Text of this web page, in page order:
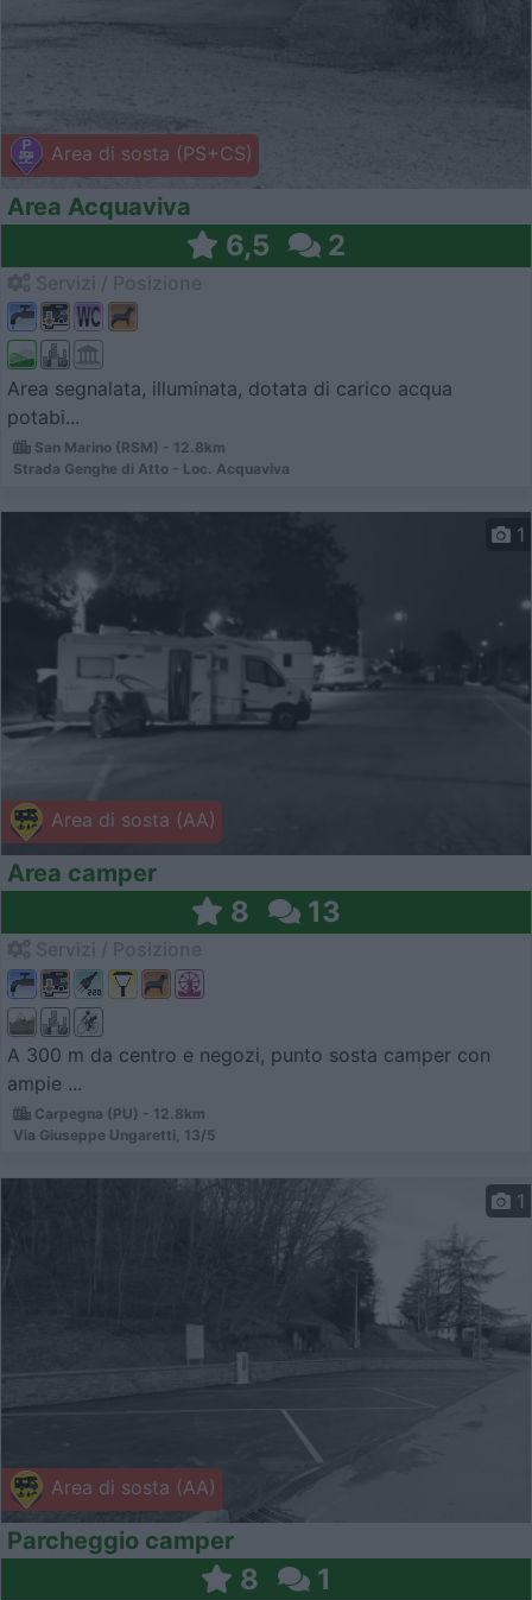
Area di sosta (PS+CS)
Area Acquaviva
6,5 2
Area segnalata, illuminata, dotata di carico acqua
potabi...
San Marino (RSM) - 12.8km
Strada Genghe di Atto - Loc. Acquaviva
Area di sosta (AA)
1
Area camper
8 13
A 300 m da centro e negozi, punto sosta camper con
ampie ...
Carpegna (PU) - 12.8km
Via Giuseppe Ungaretti, 13/5
Area di sosta (AA)
1
Parcheggio camper
8 1